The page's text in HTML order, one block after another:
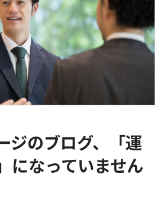
ジのブログ、「運
になっていません